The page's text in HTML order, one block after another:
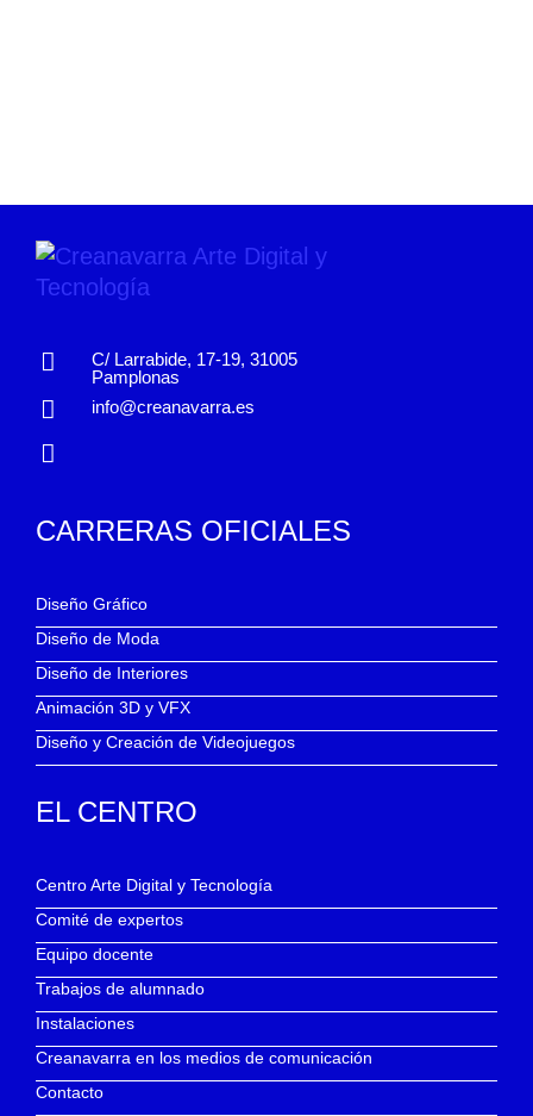
C/ Larrabide, 17-19, 31005
Pamplonas
info@creanavarra.es
CARRERAS OFICIALES
Diseño Gráfico
Diseño de Moda
Diseño de Interiores
Animación 3D y VFX
Diseño y Creación de Videojuegos
EL CENTRO
Centro Arte Digital y Tecnología
Comité de expertos
Equipo docente
Trabajos de alumnado
Instalaciones
Creanavarra en los medios de comunicación
Contacto